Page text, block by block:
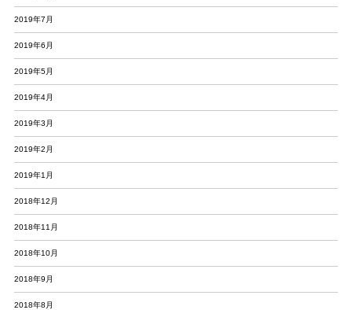
2019年7月
2019年6月
2019年5月
2019年4月
2019年3月
2019年2月
2019年1月
2018年12月
2018年11月
2018年10月
2018年9月
2018年8月